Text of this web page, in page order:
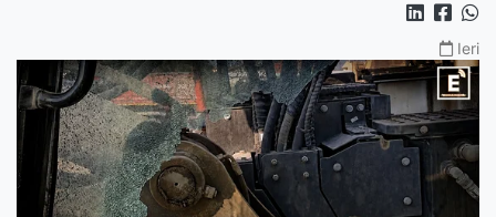
Ieri